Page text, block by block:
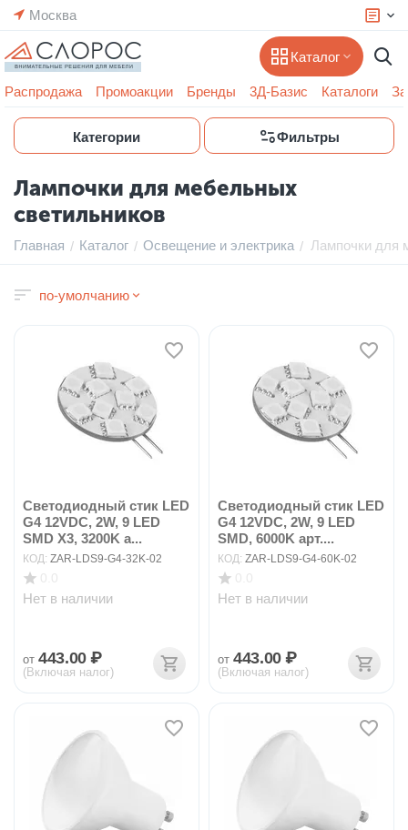
Москва
Каталог
Распродажа Промоакции Бренды 3Д-Базис Каталоги
Категории Фильтры
Лампочки для мебельных
светильников
Главная / Каталог / Освещение и электрика / Лампочки для
по-умолчанию
Светодиодный стик LED
G4 12VDC, 2W, 9 LED
SMD X3, 3200K а...
КОД: ZAR-LDS9-G4-32K-02
Нет в наличии
от 443.00 ₽
(Включая налог)
Светодиодный стик LED
G4 12VDC, 2W, 9 LED
SMD, 6000K арт....
КОД: ZAR-LDS9-G4-60K-02
Нет в наличии
от 443.00 ₽
(Включая налог)